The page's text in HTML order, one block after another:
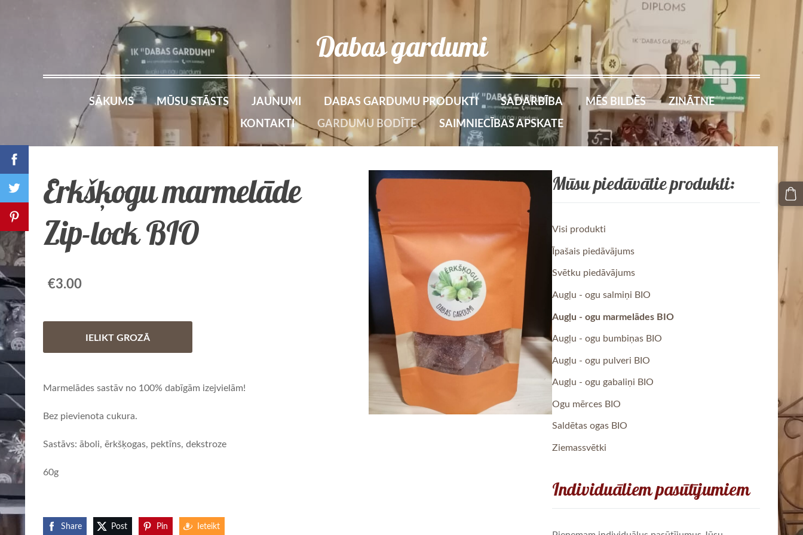
Dabas gardumi
SĀKUMS MŪSU STĀSTS JAUNUMI DABAS GARDUMU PRODUKTI SADARBĪBA MĒS BILDĒS
ZINĀTNE
KONTAKTI
GARDUMU BODĪTE SAIMNIECĪBAS APSKATE
Mūsu piedāvātie produkti:
Visi produkti
Īpašais piedāvājums
Svētku piedāvājums
Augļu - ogu salmiņi BIO
Augļu - ogu marmelādes BIO
Augļu - ogu bumbiņas BIO
Augļu - ogu pulveri BIO
Augļu - ogu gabaliņi BIO
Ogu mērces BIO
Saldētas ogas BIO
Ziemassvētki
Individuāliem pasūtījumiem
Ērkšķogu marmelāde
Zip-lock BIO
€3.00
IELIKT GROZĀ
Marmelādes sastāv no 100% dabīgām izejvielām!
Bez pievienota cukura.
Sastāvs: āboli, ērkšķogas, pektīns, dekstroze
60g
Share Post Pin Ieteikt